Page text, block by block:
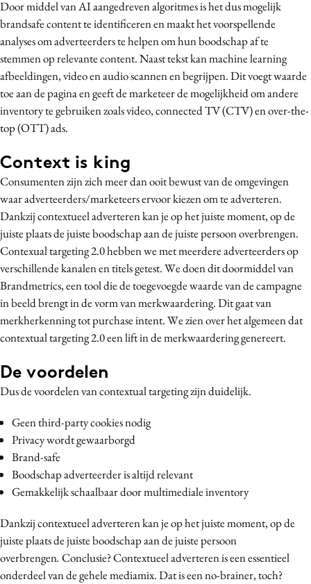
Door middel van AI aangedreven algoritmes is het dus mogelijk
brandsafe content te identificeren en maakt het voorspellende
analyses om adverteerders te helpen om hun boodschap af te
stemmen op relevante content. Naast tekst kan machine learning
afbeeldingen, video en audio scannen en begrijpen. Dit voegt waarde
toe aan de pagina en geeft de marketeer de mogelijkheid om andere
inventory te gebruiken zoals video, connected TV (CTV) en over-the-
top (OTT) ads.
Context is king
Consumenten zijn zich meer dan ooit bewust van de omgevingen
waar adverteerders/marketeers ervoor kiezen om te adverteren.
Dankzij contextueel adverteren kan je op het juiste moment, op de
juiste plaats de juiste boodschap aan de juiste persoon overbrengen.
Contexual targeting 2.0 hebben we met meerdere adverteerders op
verschillende kanalen en titels getest. We doen dit doormiddel van
Brandmetrics, een tool die de toegevoegde waarde van de campagne
in beeld brengt in de vorm van merkwaardering. Dit gaat van
merkherkenning tot purchase intent. We zien over het algemeen dat
contextual targeting 2.0 een lift in de merkwaardering genereert.
De voordelen
Dus de voordelen van contextual targeting zijn duidelijk.
Geen third-party cookies nodig
Privacy wordt gewaarborgd
Brand-safe
Boodschap adverteerder is altijd relevant
Gemakkelijk schaalbaar door multimediale inventory
Dankzij contextueel adverteren kan je op het juiste moment, op de
juiste plaats de juiste boodschap aan de juiste persoon
overbrengen. Conclusie? Contextueel adverteren is een essentieel
onderdeel van de gehele mediamix. Dat is een no-brainer, toch?